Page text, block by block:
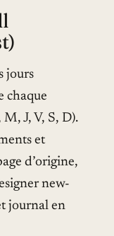
jours
chaque
J, V, S, D).
et
d’origine,
new-
journal en